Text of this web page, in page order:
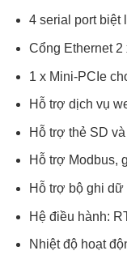
4 serial port biệt
Cổng Ethernet 2
1 x Mini-PCIe
Hỗ trợ dịch vụ
Hỗ trợ thẻ SD
Hỗ trợ Modbus,
Hỗ trợ bộ ghi dữ
Hệ điều hành:
Nhiệt độ hoạt